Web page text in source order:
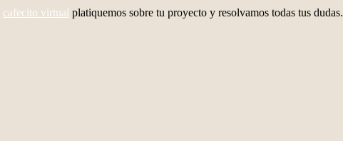
cafecito virtual platiquemos sobre tu proyecto y resolvamos todas tus dudas.